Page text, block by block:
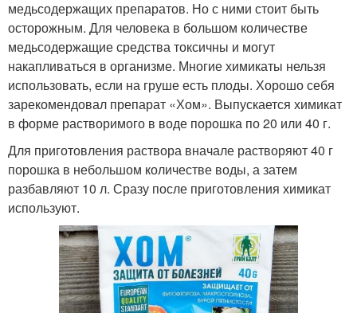
медьсодержащих препаратов. Но с ними стоит быть
осторожным. Для человека в большом количестве
медьсодержащие средства токсичны и могут
накапливаться в организме. Многие химикаты нельзя
использовать, если на груше есть плоды. Хорошо себя
зарекомендовал препарат «Хом». Выпускается химикат
в форме растворимого в воде порошка по 20 или 40 г.
Для приготовления раствора вначале растворяют 40 г
порошка в небольшом количестве воды, а затем
разбавляют 10 л. Сразу после приготовления химикат
используют.